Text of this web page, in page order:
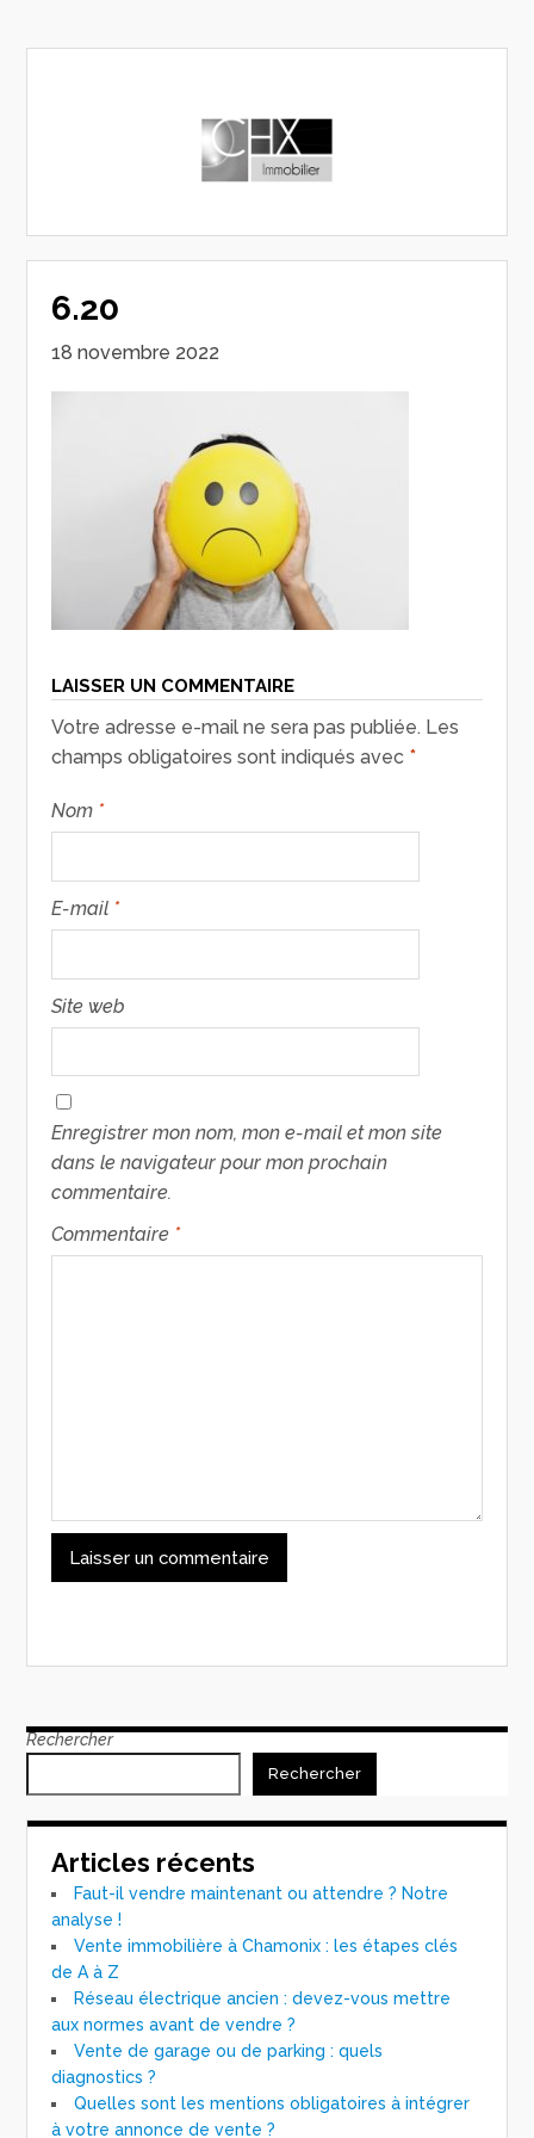
6.20
18 novembre 2022
LAISSER UN COMMENTAIRE
Votre adresse e-mail ne sera pas publiée. Les
champs obligatoires sont indiqués avec *
Nom *
E-mail *
Site web
Enregistrer mon nom, mon e-mail et mon site
dans le navigateur pour mon prochain
commentaire.
Commentaire *
Rechercher
Rechercher
Articles récents
Faut-il vendre maintenant ou attendre ? Notre
analyse !
Vente immobilière à Chamonix : les étapes clés
de A à Z
Réseau électrique ancien : devez-vous mettre
aux normes avant de vendre ?
Vente de garage ou de parking : quels
diagnostics ?
Quelles sont les mentions obligatoires à intégrer
à votre annonce de vente ?